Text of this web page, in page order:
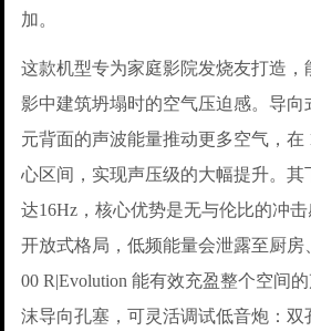
加。
这款机型专为家庭影院发烧友打造
影中建筑坍塌时的空气压迫感。导
元背面的声波能量推动更多空气，在
心区间，实现声压级的大幅提升。
达16Hz，核心优势是无与伦比的冲
开放式格局，低频能量会泄露至厨房
00 R|Evolution 能有效充盈整个空间
沫导向孔塞，可灵活调试低音炮：